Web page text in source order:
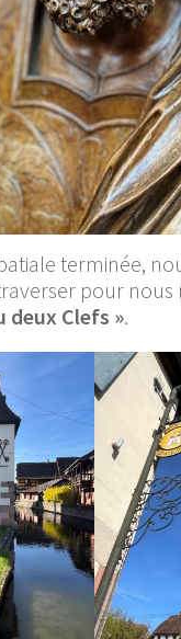
terminée,
pour nous
deux Clefs ».